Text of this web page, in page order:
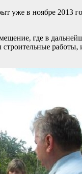
уже в ноябре 2013
где в